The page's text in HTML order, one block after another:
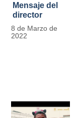
Mensaje del
director
Carlos Marín |
Día
8 de Marzo de
2022